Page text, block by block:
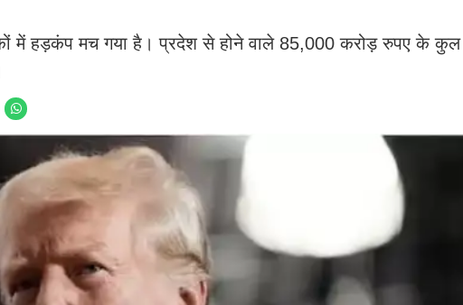
में हड़कंप मच गया है। प्रदेश से होने वाले 85,000 करोड़ रुपए के कुल